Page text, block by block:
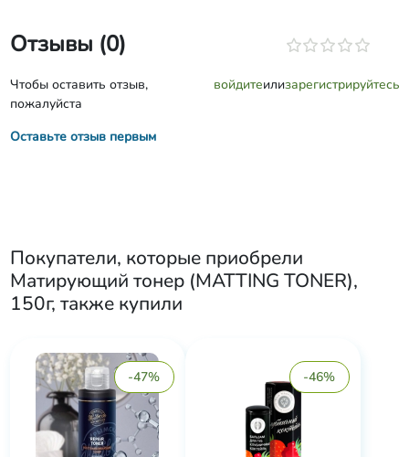
Отзывы (0)
Чтобы оставить отзыв,
пожалуйста
войдитеилизарегистрируйтесь
Оставьте отзыв первым
Покупатели, которые приобрели
Матирующий тонер (MATTING TONER),
150г, также купили
-47% -46%